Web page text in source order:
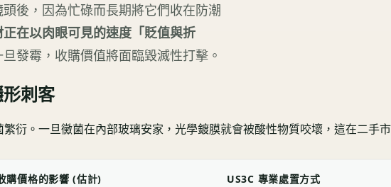
後，因為忙碌而長期將它們收在防潮
在以肉眼可見的速度「貶值與折
發霉，收購價值將面臨毀滅性打擊。
刺客
衍。一旦黴菌在內部玻璃安家，光學鍍膜就會被酸性物質咬壞，這在二手
購價格的影響 (估計) US3C 專業處置方式